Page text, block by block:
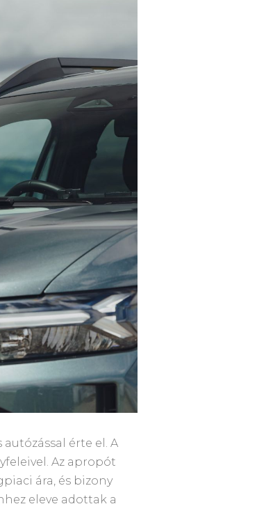
érte el. A
Az apropót
ára, és bizony
eleve adottak a